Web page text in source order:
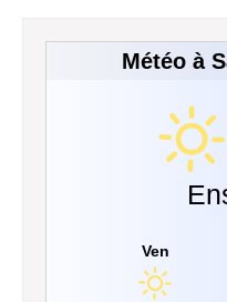
Météo à
Ven